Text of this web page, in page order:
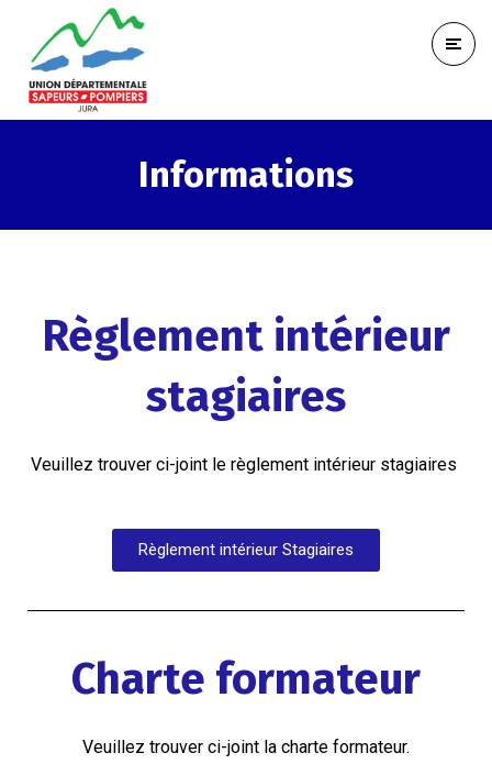
Informations
Règlement intérieur
stagiaires
Veuillez trouver ci-joint le règlement intérieur stagiaires
Règlement intérieur Stagiaires
Charte formateur
Veuillez trouver ci-joint la charte formateur.